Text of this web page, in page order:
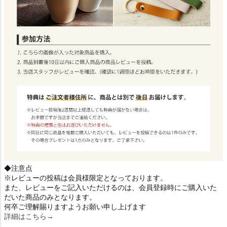
◆注意点
※レビューの投稿は会員様限定となっております。
また、レビューをご記入いただけるのは、会員登録時にご購入いた
だいた商品のみとなります。
何卒ご理解賜りますようお願い申し上げます
詳細はこちら→